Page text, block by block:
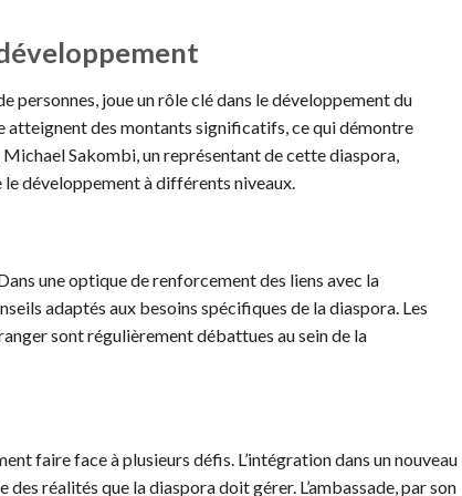
personnes, joue un rôle clé dans le développement du
atteignent des montants significatifs, ce qui démontre
Sakombi, un représentant de cette diaspora,
développement à différents niveaux.
une optique de renforcement des liens avec la
adaptés aux besoins spécifiques de la diaspora. Les
sont régulièrement débattues au sein de la
faire face à plusieurs défis. L’intégration dans un nouveau
réalités que la diaspora doit gérer. L’ambassade, par son